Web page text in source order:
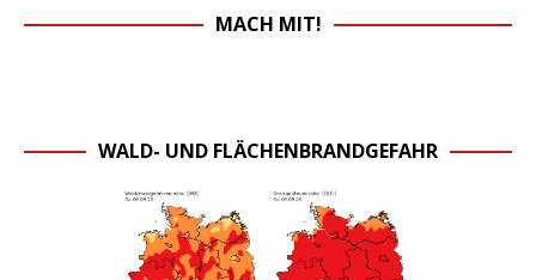
MACH MIT!
WALD- UND FLÄCHENBRANDGEFAHR